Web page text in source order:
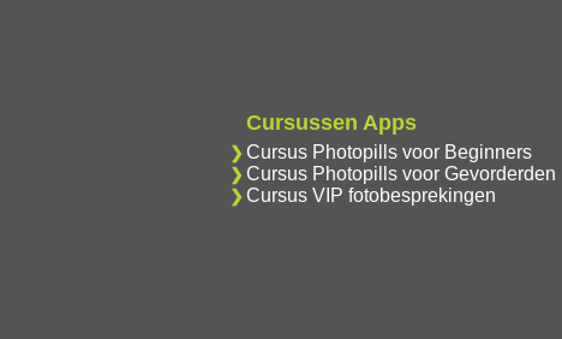
Cursussen Apps
Cursus Photopills voor Beginners
Cursus Photopills voor Gevorderden
Cursus VIP fotobesprekingen